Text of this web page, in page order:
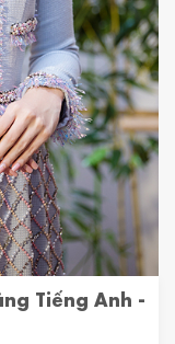
Tiếng Anh -